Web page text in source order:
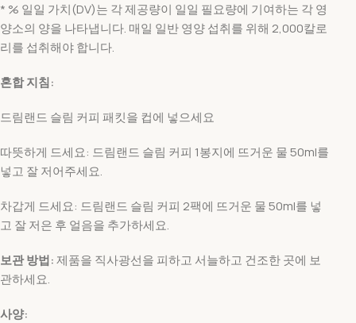
* % 일일 가치(DV)는 각 제공량이 일일 필요량에 기여하는 각 영
양소의 양을 나타냅니다. 매일 일반 영양 섭취를 위해 2,000칼로
리를 섭취해야 합니다.
혼합 지침:
드림랜드 슬림 커피 패킷을 컵에 넣으세요
따뜻하게 드세요: 드림랜드 슬림 커피 1봉지에 뜨거운 물 50ml를
넣고 잘 저어주세요.
차갑게 드세요: 드림랜드 슬림 커피 2팩에 뜨거운 물 50ml를 넣
고 잘 저은 후 얼음을 추가하세요.
보관 방법:제품을 직사광선을 피하고 서늘하고 건조한 곳에 보
관하세요.
사양: